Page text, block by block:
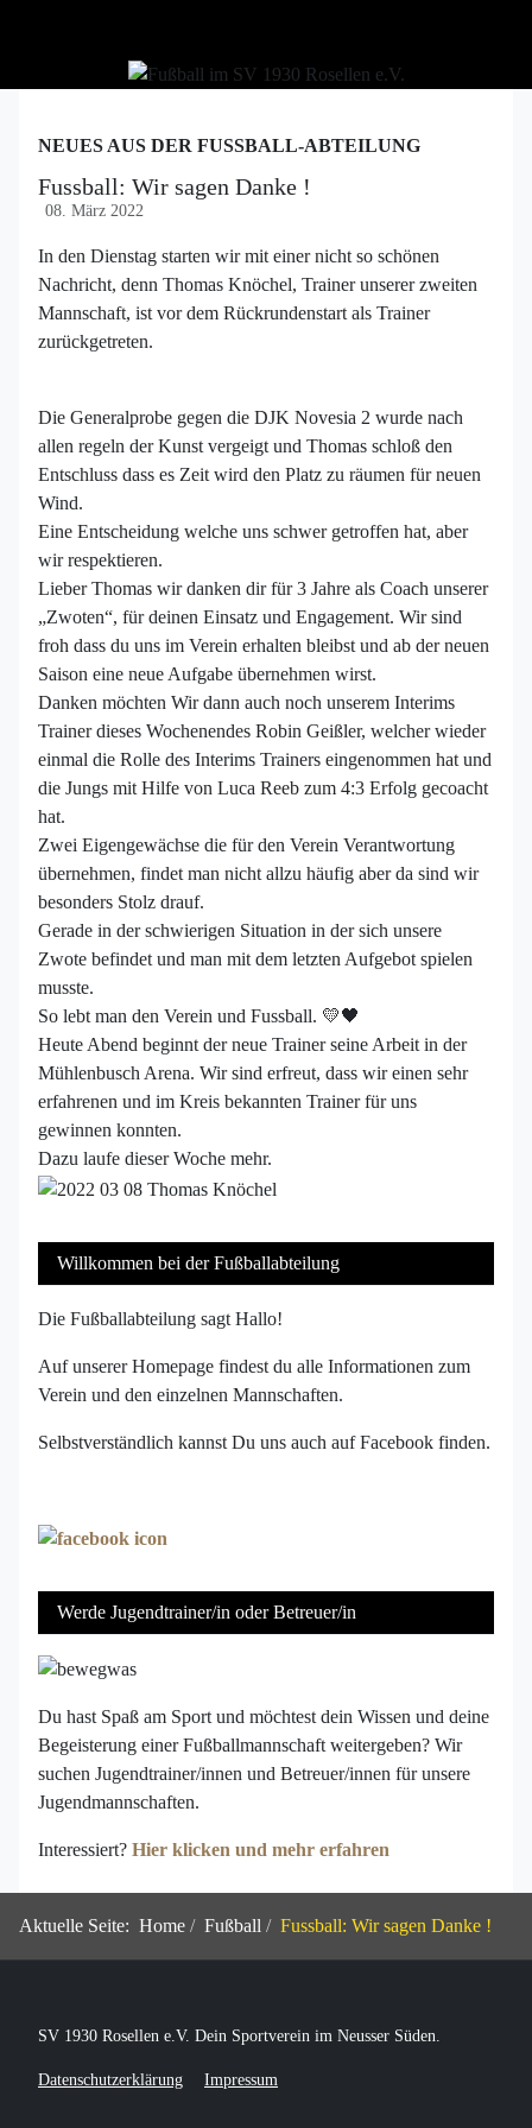
NEUES AUS DER FUSSBALL-ABTEILUNG
Fussball: Wir sagen Danke !
08. März 2022
In den Dienstag starten wir mit einer nicht so schönen
Nachricht, denn Thomas Knöchel, Trainer unserer zweiten
Mannschaft, ist vor dem Rückrundenstart als Trainer
zurückgetreten.
Die Generalprobe gegen die DJK Novesia 2 wurde nach
allen regeln der Kunst vergeigt und Thomas schloß den
Entschluss dass es Zeit wird den Platz zu räumen für neuen
Wind.
Eine Entscheidung welche uns schwer getroffen hat, aber
wir respektieren.
Lieber Thomas wir danken dir für 3 Jahre als Coach unserer
„Zwoten“, für deinen Einsatz und Engagement. Wir sind
froh dass du uns im Verein erhalten bleibst und ab der neuen
Saison eine neue Aufgabe übernehmen wirst.
Danken möchten Wir dann auch noch unserem Interims
Trainer dieses Wochenendes Robin Geißler, welcher wieder
einmal die Rolle des Interims Trainers eingenommen hat und
die Jungs mit Hilfe von Luca Reeb zum 4:3 Erfolg gecoacht
hat.
Zwei Eigengewächse die für den Verein Verantwortung
übernehmen, findet man nicht allzu häufig aber da sind wir
besonders Stolz drauf.
Gerade in der schwierigen Situation in der sich unsere
Zwote befindet und man mit dem letzten Aufgebot spielen
musste.
So lebt man den Verein und Fussball. 💛🖤
Heute Abend beginnt der neue Trainer seine Arbeit in der
Mühlenbusch Arena. Wir sind erfreut, dass wir einen sehr
erfahrenen und im Kreis bekannten Trainer für uns
gewinnen konnten.
Dazu laufe dieser Woche mehr.
Willkommen bei der Fußballabteilung
Die Fußballabteilung sagt Hallo!
Auf unserer Homepage findest du alle Informationen zum
Verein und den einzelnen Mannschaften.
Selbstverständlich kannst Du uns auch auf Facebook finden.
Werde Jugendtrainer/in oder Betreuer/in
Du hast Spaß am Sport und möchtest dein Wissen und deine
Begeisterung einer Fußballmannschaft weitergeben? Wir
suchen Jugendtrainer/innen und Betreuer/innen für unsere
Jugendmannschaften.
Interessiert? Hier klicken und mehr erfahren
Aktuelle Seite: Home Fußball Fussball: Wir sagen Danke !
SV 1930 Rosellen e.V. Dein Sportverein im Neusser Süden.
Datenschutzerklärung Impressum